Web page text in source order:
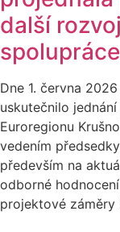
další
Dne 1. června
uskutečnilo
Euroregionu
vedením
především na
odborné
projektové záměry